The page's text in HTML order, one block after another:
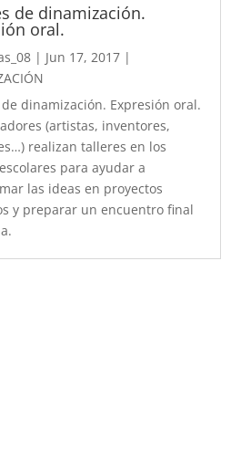
de dinamización.
oral.
| Jun 17, 2017|
dinamización. Expresión oral.
(artistas, inventores,
realizan talleres en los
para ayudar a
las ideas en proyectos
y preparar un encuentro final